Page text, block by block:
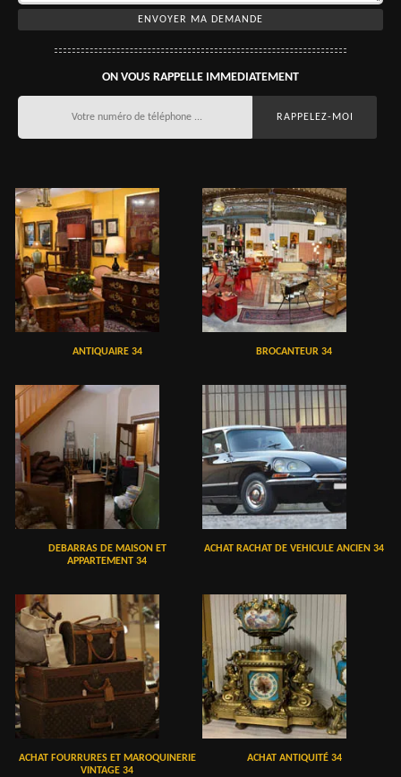
ON VOUS RAPPELLE IMMEDIATEMENT
ANTIQUAIRE 34 BROCANTEUR 34
DEBARRAS DE MAISON ET
APPARTEMENT 34
ACHAT RACHAT DE VEHICULE ANCIEN 34
ACHAT FOURRURES ET MAROQUINERIE
VINTAGE 34
ACHAT ANTIQUITÉ 34